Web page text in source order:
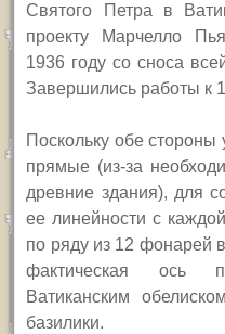
Святого Петра в
проекту Марчелло
1936 году со сноса
Завершились работы к
Поскольку обе
прямые (из-за
древние здания), для
ее линейности с
по ряду из 12 фонарей
фактическая ось
Ватиканским
базилики.